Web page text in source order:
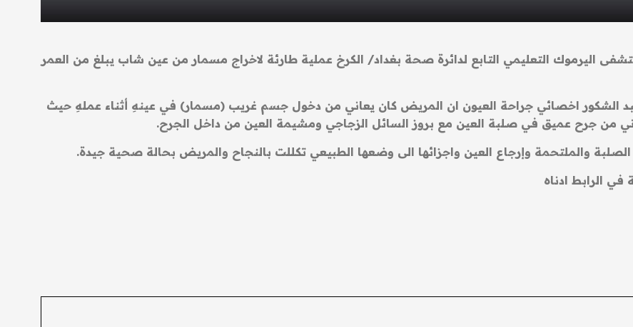
التعليمي التابع لدائرة صحة بغداد/ الكرخ عملية طارئة لاخراج مسمار من عين شاب يبلغ من العمر
عبد الشكور اخصائي جراحة العيون ان المريض كان يعاني من دخول جسم غريب (مسمار) في عينهِ أثناء عملهِ حيث
من جرح عميق في صلبة العين مع بروز السائل الزجاجي ومشيمة العين من داخل الجرح.
والملتحمة وإرجاع العين واجزائها الى وضعها الطبيعي تكللت بالنجاح والمريض بحالة صحية جيدة.
في الرابط ادناه